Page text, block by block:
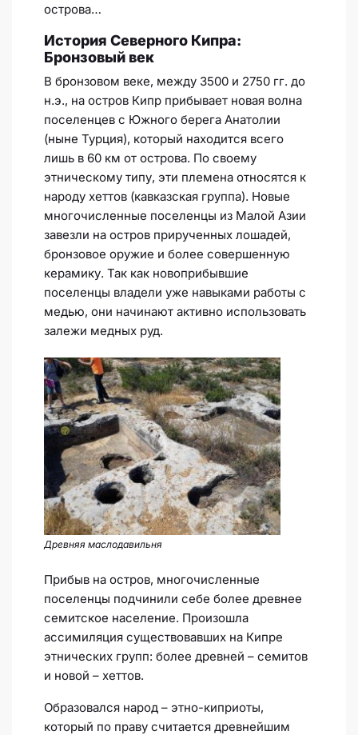
острова…
История Северного Кипра:
Бронзовый век
В бронзовом веке, между 3500 и 2750 гг. до
н.э., на остров Кипр прибывает новая волна
поселенцев с Южного берега Анатолии
(ныне Турция), который находится всего
лишь в 60 км от острова. По своему
этническому типу, эти племена относятся к
народу хеттов (кавказская группа). Новые
многочисленные поселенцы из Малой Азии
завезли на остров прирученных лошадей,
бронзовое оружие и более совершенную
керамику. Так как новоприбывшие
поселенцы владели уже навыками работы с
медью, они начинают активно использовать
залежи медных руд.
Древняя маслодавильня
Прибыв на остров, многочисленные
поселенцы подчинили себе более древнее
семитское население. Произошла
ассимиляция существовавших на Кипре
этнических групп: более древней – семитов
и новой – хеттов.
Образовался народ – этно-киприоты,
который по праву считается древнейшим